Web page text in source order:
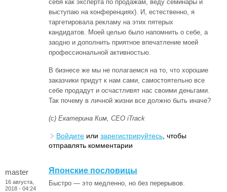
себя как эксперта по продажам, веду семинары и
выступаю на конференциях). И, естественно, я
таргетировала рекламу на этих пятерых
кандидатов. Моей целью было напомнить о себе, а
заодно и дополнить приятное впечатление моей
профессиональной активностью.
В бизнесе же мы не полагаемся на то, что хорошие
заказчики придут к нам сами, самостоятельно все
себе продадут и осчастливят нас своими деньгами.
Так почему в личной жизни все должно быть иначе?
(с) Екатерина Ким, CEO iTrack
Войдите или зарегистрируйтесь , чтобы
отправлять комментарии
master
16 августа,
2018 - 04:24
Японские пословицы
Быстро — это медленно, но без перерывов.